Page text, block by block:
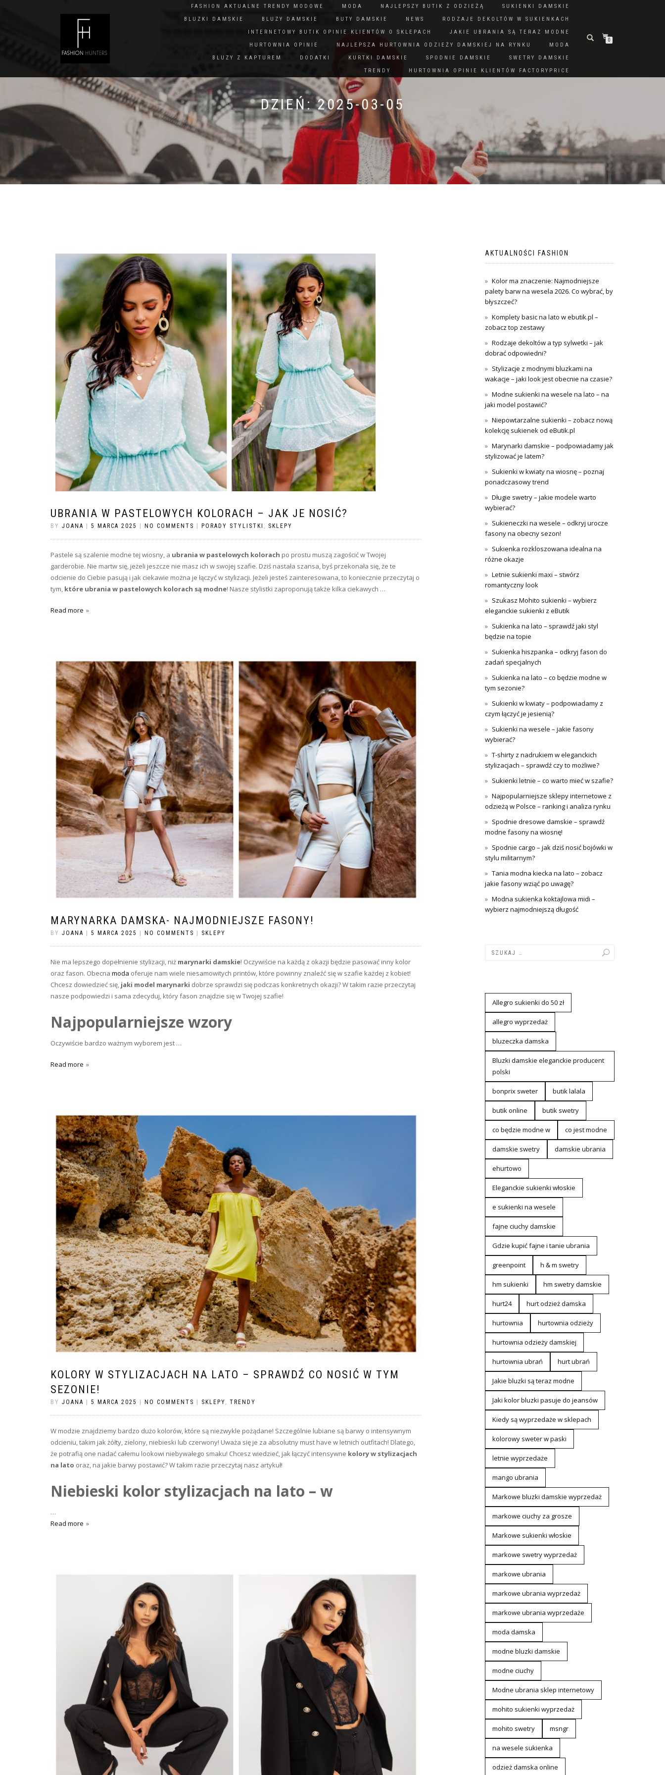
FASHION AKTUALNE TRENDY MODOWE MODA NAJLEPSZY BUTIK Z ODZIEŻĄ
SUKIENKI DAMSKIE
BLUZKI DAMSKIE
BLUZY DAMSKIE BUTY DAMSKIE NEWS
RODZAJE DEKOLTÓW W SUKIENKACH
INTERNETOWY BUTIK OPINIE KLIENTÓW O SKLEPACH
JAKIE UBRANIA SĄ TERAZ MODNE
HURTOWNIA OPINIE
NAJLEPSZA HURTOWNIA ODZIEŻY DAMSKIEJ NA RYNKU
MODA
BLUZY Z KAPTUREM
DODATKI KURTKI DAMSKIE SPODNIE DAMSKIE
SWETRY DAMSKIE
TRENDY
HURTOWNIA OPINIE KLIENTÓW FACTORYPRICE
0
DZIEŃ:2025-03-05
UBRANIA W PASTELOWYCH KOLORACH – JAK JE NOSIĆ?
BY JOANA 5 MARCA 2025 NO COMMENTS PORADY STYLISTKI , SKLEPY
Pastele są szalenie modne tej wiosny, a ubrania w pastelowych kolorach po prostu muszą zagościć w Twojej
garderobie. Nie martw się, jeżeli jeszcze nie masz ich w swojej szafie. Dziś nastała szansa, byś przekonała się, że te
odcienie do Ciebie pasują i jak ciekawie można je łączyć w stylizacji. Jeżeli jesteś zainteresowana, to koniecznie przeczytaj o
tym, które ubrania w pastelowych kolorach są modne! Nasze stylistki zaproponują także kilka ciekawych …
Read more
MARYNARKA DAMSKA- NAJMODNIEJSZE FASONY!
BY JOANA 5 MARCA 2025 NO COMMENTS SKLEPY
Nie ma lepszego dopełnienie stylizacji, niż marynarki damskie! Oczywiście na każdą z okazji będzie pasować inny kolor
oraz fason. Obecna moda oferuje nam wiele niesamowitych printów, które powinny znaleźć się w szafie każdej z kobiet!
Chcesz dowiedzieć się, jaki model marynarki dobrze sprawdzi się podczas konkretnych okazji? W takim razie przeczytaj
nasze podpowiedzi i sama zdecyduj, który fason znajdzie się w Twojej szafie!
Najpopularniejsze wzory
Oczywiście bardzo ważnym wyborem jest …
Read more
KOLORY W STYLIZACJACH NA LATO – SPRAWDŹ CO NOSIĆ W TYM
SEZONIE!
BY JOANA 5 MARCA 2025 NO COMMENTS SKLEPY, TRENDY
W modzie znajdziemy bardzo dużo kolorów, które są niezwykle pożądane! Szczególnie lubiane są barwy o intensywnym
odcieniu, takim jak żółty, zielony, niebieski lub czerwony! Uważa się je za absolutny must have w letnich outfitach! Dlatego,
że potrafią one nadać całemu lookowi niebywałego smaku! Chcesz wiedzieć, jak łączyć intensywne kolory w stylizacjach
na lato oraz, na jakie barwy postawić? W takim razie przeczytaj nasz artykuł!
Niebieski kolor stylizacjach na lato – w
…
Read more
AKTUALNOŚCI FASHION
Kolor ma znaczenie: Najmodniejsze
palety barw na wesela 2026. Co wybrać, by
błyszczeć?
Komplety basic na lato w ebutik.pl –
zobacz top zestawy
Rodzaje dekoltów a typ sylwetki – jak
dobrać odpowiedni?
Stylizacje z modnymi bluzkami na
wakacje – jaki look jest obecnie na czasie?
Modne sukienki na wesele na lato – na
jaki model postawić?
Niepowtarzalne sukienki – zobacz nową
kolekcję sukienek od eButik.pl
Marynarki damskie – podpowiadamy jak
stylizować je latem?
Sukienki w kwiaty na wiosnę – poznaj
ponadczasowy trend
Długie swetry – jakie modele warto
wybierać?
Sukieneczki na wesele – odkryj urocze
fasony na obecny sezon!
Sukienka rozkloszowana idealna na
różne okazje
Letnie sukienki maxi – stwórz
romantyczny look
Szukasz Mohito sukienki – wybierz
eleganckie sukienki z eButik
Sukienka na lato – sprawdź jaki styl
będzie na topie
Sukienka hiszpanka – odkryj fason do
zadań specjalnych
Sukienka na lato – co będzie modne w
tym sezonie?
Sukienki w kwiaty – podpowiadamy z
czym łączyć je jesienią?
Sukienki na wesele – jakie fasony
wybierać?
T-shirty z nadrukiem w eleganckich
stylizacjach – sprawdź czy to możliwe?
Sukienki letnie – co warto mieć w szafie?
Najpopularniejsze sklepy internetowe z
odzieżą w Polsce – ranking i analiza rynku
Spodnie dresowe damskie – sprawdź
modne fasony na wiosnę!
Spodnie cargo – jak dziś nosić bojówki w
stylu militarnym?
Tania modna kiecka na lato – zobacz
jakie fasony wziąć po uwagę?
Modna sukienka koktajlowa midi –
wybierz najmodniejszą długość
Allegro sukienki do 50 zł
allegro wyprzedaż
bluzeczka damska
Bluzki damskie eleganckie producent
polski
bonprix sweter butik lalala
butik online butik swetry
co będzie modne w co jest modne
damskie swetry damskie ubrania
ehurtowo
Eleganckie sukienki włoskie
e sukienki na wesele
fajne ciuchy damskie
Gdzie kupić fajne i tanie ubrania
greenpoint h & m swetry
hm sukienki hm swetry damskie
hurt24 hurt odzież damska
hurtownia hurtownia odzieży
hurtownia odzieży damskiej
hurtownia ubrań hurt ubrań
Jakie bluzki są teraz modne
Jaki kolor bluzki pasuje do jeansów
Kiedy są wyprzedaże w sklepach
kolorowy sweter w paski
letnie wyprzedaże
mango ubrania
Markowe bluzki damskie wyprzedaż
markowe ciuchy za grosze
Markowe sukienki włoskie
markowe swetry wyprzedaż
markowe ubrania
markowe ubrania wyprzedaż
markowe ubrania wyprzedaże
moda damska
modne bluzki damskie
modne ciuchy
Modne ubrania sklep internetowy
mohito sukienki wyprzedaż
mohito swetry msngr
na wesele sukienka
odzież damska online